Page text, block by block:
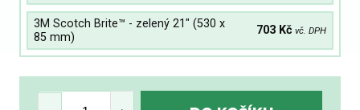
3M Scotch Brite™ - zelený 21" (530 x
85 mm)
703 Kč vč. DPH